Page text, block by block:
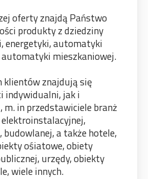
oferty znajdą Państwo
produkty z dziedziny
energetyki, automatyki
automatyki mieszkaniowej.
klientów znajdują się
indywidualni, jak i
m. in przedstawiciele branż
elektroinstalacyjnej,
a także hotele,
ośiatowe, obiety
urzędy, obiekty
wiele innych.